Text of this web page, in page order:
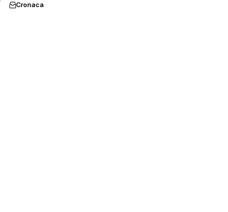
Cronaca